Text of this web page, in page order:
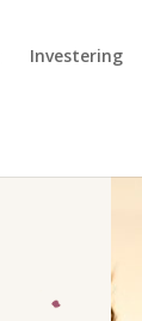
Investering